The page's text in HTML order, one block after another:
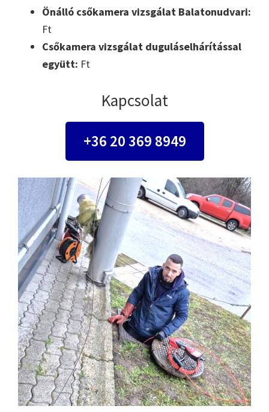
Önálló csőkamera vizsgálat Balatonudvari:
Ft
Csőkamera vizsgálat duguláselhárítással
együtt: Ft
Kapcsolat
+36 20 369 8949